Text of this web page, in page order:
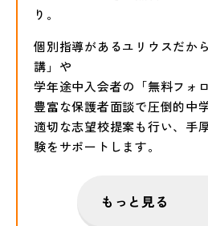
り。
個別指導があるユリウスだか
講」や
学年途中入会者の「無料フォロ
豊富な保護者面談で圧倒的中
適切な志望校提案も行い、手
験をサポートします。
もっと見る